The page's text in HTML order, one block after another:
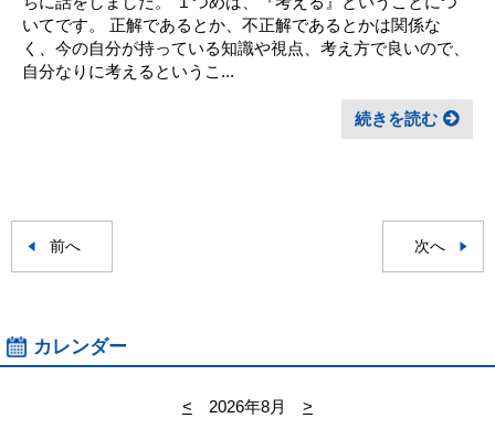
いてです。 正解であるとか、不正解であるとかは関係な
く、今の自分が持っている知識や視点、考え方で良いので、
自分なりに考えるというこ...
続きを読む
前へ 次へ
カレンダー
< 2026年8月
>